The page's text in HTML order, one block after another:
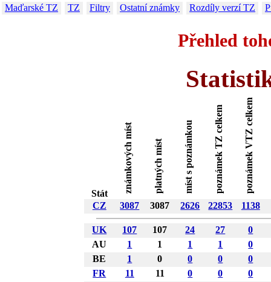
Maďarské TZ TZ Filtry Ostatní známky Rozdíly verzí TZ
Přehled
Stát známkových míst platných míst míst s poznámkou poznámek TZ celkem poznámek VTZ celkem
CZ 3087 3087 2626 22853 1138
UK 107 107 24 27
0
AU
1 1 1 1
0
BE
1 0 0 0
0
FR
11 11 0 0
0